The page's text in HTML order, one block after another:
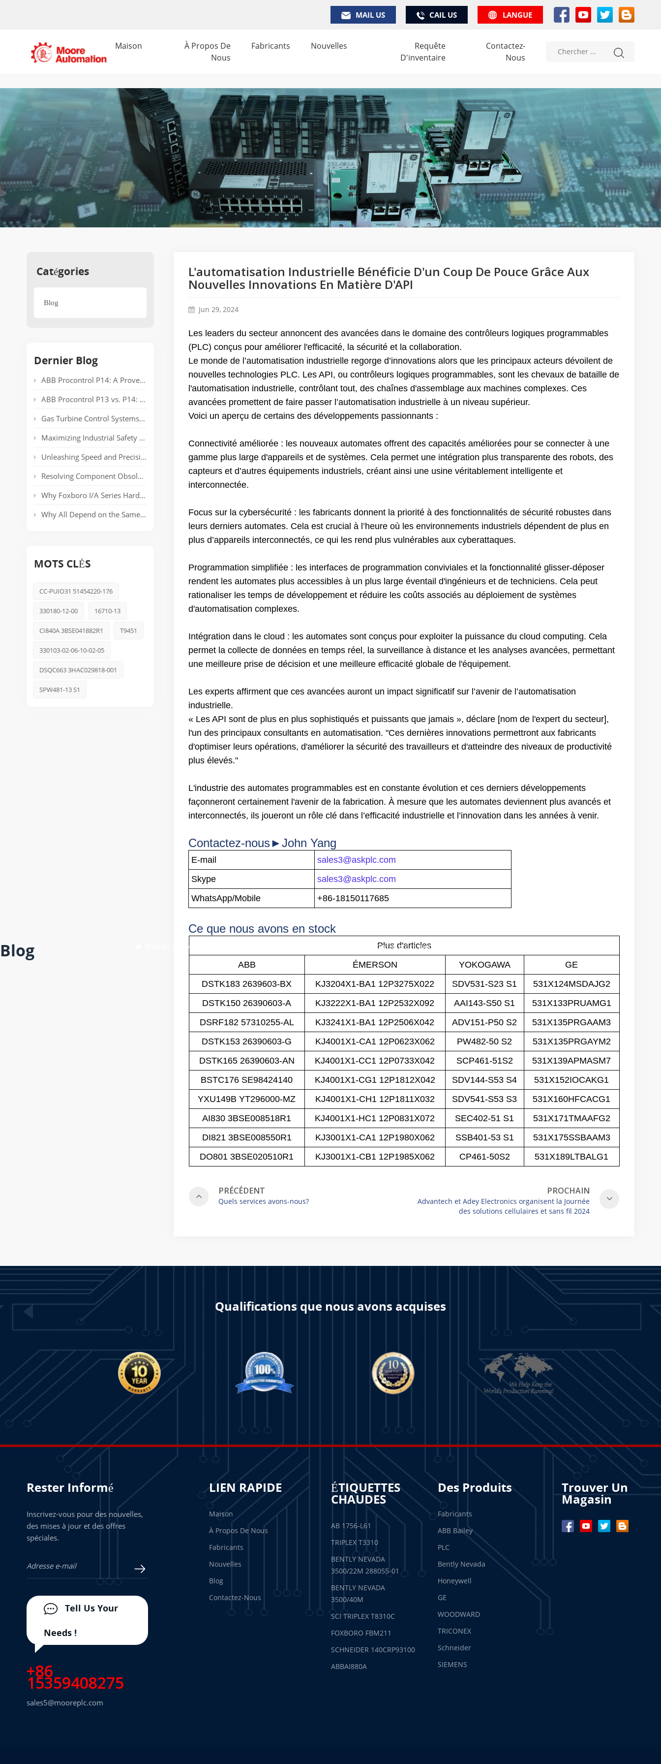
MAIL US CAIL US LANGUE
Maison
À Propos De
Nous
Fabricants Nouvelles
Requête
D'inventaire
Contactez-
Nous
Blog Blog L'automatisation industrielle bénéficie d'un coup de pouce grâce aux nouvelles innovations en matière d'API
Catégories
Blog
Dernier Blog
ABB Procontrol P14: A Proven Power Plant Automation System Supporting Reliable Generation for Decades
ABB Procontrol P13 vs. P14: Technical Comparison and Spare Parts Guide
Gas Turbine Control Systems: Common Automation Platforms and Spare Parts Used in Power Generation
Maximizing Industrial Safety and Connectivity with the HIMA HIMatrix Series
Unleashing Speed and Precision: The Power of ABB’s AC 800PEC Control System
Resolving Component Obsolescence in ICS Triplex Trusted® T8000 Series Safety Systems
Why Foxboro I/A Series Hardware Still Dominates Long-Life Process Plants
Why All Depend on the Same Safety Platform: Triconex
MOTS CLÉS
CC-PUIO31 51454220-176
330180-12-00 16710-13
CI840A 3BSE041882R1 T9451
330103-02-06-10-02-05
DSQC663 3HAC029818-001
SPW481-13 S1
L'automatisation Industrielle Bénéficie D'un Coup De Pouce Grâce Aux
Nouvelles Innovations En Matière D'API
Jun 29, 2024
Les leaders du secteur annoncent des avancées dans le domaine des contrôleurs logiques programmables
(PLC) conçus pour améliorer l'efficacité, la sécurité et la collaboration.
Le monde de l’automatisation industrielle regorge d’innovations alors que les principaux acteurs dévoilent de
nouvelles technologies PLC. Les API, ou contrôleurs logiques programmables, sont les chevaux de bataille de
l'automatisation industrielle, contrôlant tout, des chaînes d'assemblage aux machines complexes. Ces
avancées promettent de faire passer l’automatisation industrielle à un niveau supérieur.
Voici un aperçu de certains des développements passionnants :
Connectivité améliorée : les nouveaux automates offrent des capacités améliorées pour se connecter à une
gamme plus large d'appareils et de systèmes. Cela permet une intégration plus transparente des robots, des
capteurs et d’autres équipements industriels, créant ainsi une usine véritablement intelligente et
interconnectée.
Focus sur la cybersécurité : les fabricants donnent la priorité à des fonctionnalités de sécurité robustes dans
leurs derniers automates. Cela est crucial à l’heure où les environnements industriels dépendent de plus en
plus d’appareils interconnectés, ce qui les rend plus vulnérables aux cyberattaques.
Programmation simplifiée : les interfaces de programmation conviviales et la fonctionnalité glisser-déposer
rendent les automates plus accessibles à un plus large éventail d'ingénieurs et de techniciens. Cela peut
rationaliser les temps de développement et réduire les coûts associés au déploiement de systèmes
d'automatisation complexes.
Intégration dans le cloud : les automates sont conçus pour exploiter la puissance du cloud computing. Cela
permet la collecte de données en temps réel, la surveillance à distance et les analyses avancées, permettant
une meilleure prise de décision et une meilleure efficacité globale de l'équipement.
Les experts affirment que ces avancées auront un impact significatif sur l’avenir de l’automatisation
industrielle.
« Les API sont de plus en plus sophistiqués et puissants que jamais », déclare [nom de l'expert du secteur],
l'un des principaux consultants en automatisation. "Ces dernières innovations permettront aux fabricants
d'optimiser leurs opérations, d'améliorer la sécurité des travailleurs et d'atteindre des niveaux de productivité
plus élevés."
L'industrie des automates programmables est en constante évolution et ces derniers développements
façonneront certainement l'avenir de la fabrication. À mesure que les automates deviennent plus avancés et
interconnectés, ils joueront un rôle clé dans l’efficacité industrielle et l’innovation dans les années à venir.
Contactez-nous►John Yang
E-mail
sales3@askplc.com
Skype
sales3@askplc.com
WhatsApp/Mobile
+86-18150117685
Ce que nous avons en stock
Plus d'articles
ABB
ÉMERSON YOKOGAWA
GE
DSTK183 2639603-BX
KJ3204X1-BA1 12P3275X022 SDV531-S23 S1
531X124MSDAJG2
DSTK150 26390603-A
KJ3222X1-BA1 12P2532X092 AAI143-S50 S1
531X133PRUAMG1
DSRF182 57310255-AL
KJ3241X1-BA1 12P2506X042 ADV151-P50 S2
531X135PRGAAM3
DSTK153 26390603-G
KJ4001X1-CA1 12P0623X062 PW482-50 S2
531X135PRGAYM2
DSTK165 26390603-AN
KJ4001X1-CC1 12P0733X042 SCP461-51S2
531X139APMASM7
BSTC176 SE98424140
KJ4001X1-CG1 12P1812X042 SDV144-S53 S4
531X152IOCAKG1
YXU149B YT296000-MZ
KJ4001X1-CH1 12P1811X032 SDV541-S53 S3
531X160HFCACG1
AI830 3BSE008518R1
KJ4001X1-HC1 12P0831X072 SEC402-51 S1
531X171TMAAFG2
DI821 3BSE008550R1
KJ3001X1-CA1 12P1980X062 SSB401-53 S1
531X175SSBAAM3
DO801 3BSE020510R1
KJ3001X1-CB1 12P1985X062 CP461-50S2 531X189LTBALG1
PRÉCÉDENT
Quels services avons-nous?
PROCHAIN
Advantech et Adey Electronics organisent la Journée
des solutions cellulaires et sans fil 2024
Qualifications que nous avons acquises
Rester Informé
Inscrivez-vous pour des nouvelles,
des mises à jour et des offres
spéciales.
Tell Us Your
Needs !
+86
15359408275
sales5@mooreplc.com
LIEN RAPIDE
Maison
À Propos De Nous
Fabricants
Nouvelles
Blog
Contactez-Nous
ÉTIQUETTES
CHAUDES
AB 1756-L61
TRIPLEX T3310
BENTLY NEVADA
3500/22M 288055-01
BENTLY NEVADA
3500/40M
SCI TRIPLEX T8310C
FOXBORO FBM211
SCHNEIDER 140CRP93100
ABBAI880A
Des Produits
Fabricants
ABB Bailey
PLC
Bently Nevada
Honeywell
GE
WOODWARD
TRICONEX
Schneider
SIEMENS
Trouver Un
Magasin